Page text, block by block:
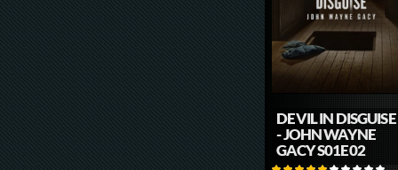
DEVIL IN DISGUISE
- JOHN WAYNE
GACY S01E02